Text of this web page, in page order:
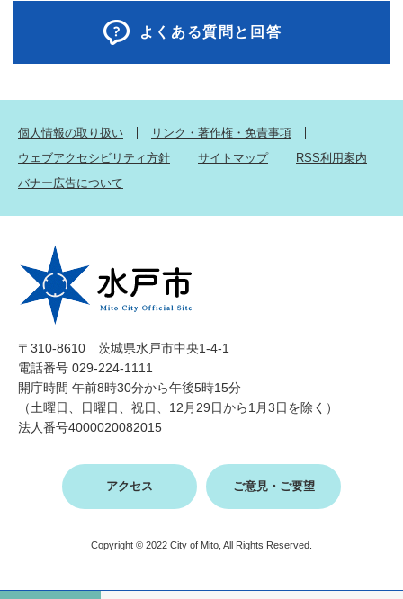
よくある質問と回答
個人情報の取り扱い
リンク・著作権・免責事項
ウェブアクセシビリティ方針
サイトマップ
RSS利用案内
バナー広告について
〒310-8610 茨城県水戸市中央1-4-1
電話番号 029-224-1111
開庁時間 午前8時30分から午後5時15分
（土曜日、日曜日、祝日、12月29日から1月3日を除く）
法人番号4000020082015
アクセス ご意見・ご要望
Copyright © 2022 City of Mito, All Rights Reserved.